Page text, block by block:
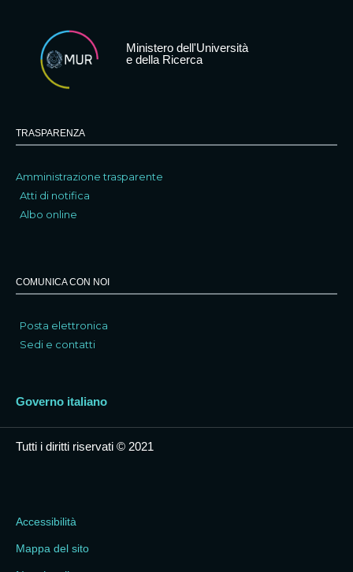
Ministero dell'Università
e della Ricerca
TRASPARENZA
Amministrazione trasparente
Atti di notifica
Albo online
COMUNICA CON NOI
Posta elettronica
Sedi e contatti
Governo italiano
Tutti i diritti riservati © 2021
Accessibilità
Mappa del sito